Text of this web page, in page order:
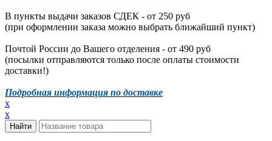
В пункты выдачи заказов СДЕК - от 250 руб
(при оформлении заказа можно выбрать ближайший пункт)
Почтой России до Вашего отделения - от 490 руб
(посылки отправляются только после оплаты стоимости
доставки!)
Подробная информация по доставке
x
x